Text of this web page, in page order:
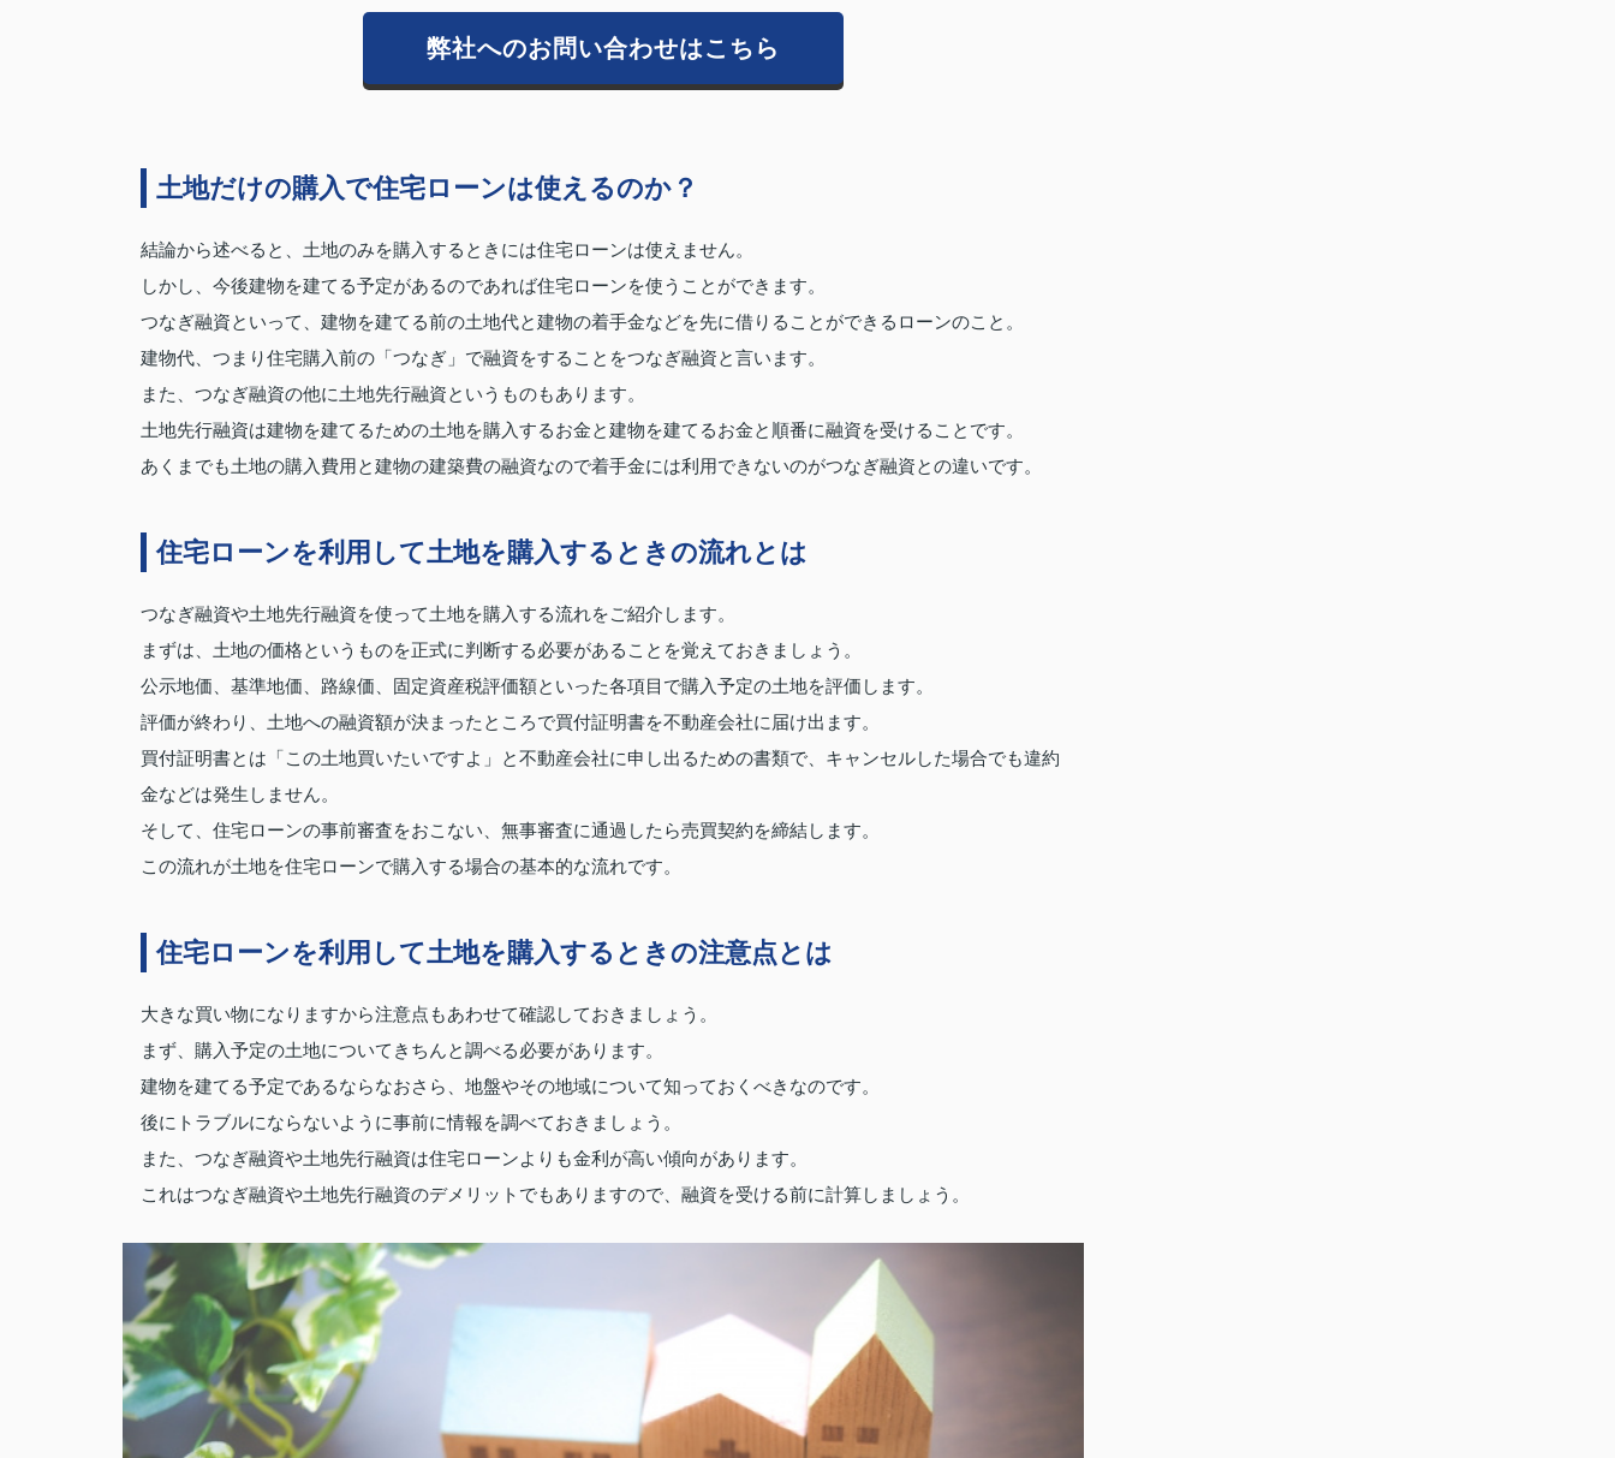
弊社へのお問い合わせはこちら
土地だけの購入で住宅ローンは使えるのか？
結論から述べると、土地のみを購入するときには住宅ローンは使えません。
しかし、今後建物を建てる予定があるのであれば住宅ローンを使うことができます。
つなぎ融資といって、建物を建てる前の土地代と建物の着手金などを先に借りることができるローンのこと。
建物代、つまり住宅購入前の「つなぎ」で融資をすることをつなぎ融資と言います。
また、つなぎ融資の他に土地先行融資というものもあります。
土地先行融資は建物を建てるための土地を購入するお金と建物を建てるお金と順番に融資を受けることです。
あくまでも土地の購入費用と建物の建築費の融資なので着手金には利用できないのがつなぎ融資との違いです。
住宅ローンを利用して土地を購入するときの流れとは
つなぎ融資や土地先行融資を使って土地を購入する流れをご紹介します。
まずは、土地の価格というものを正式に判断する必要があることを覚えておきましょう。
公示地価、基準地価、路線価、固定資産税評価額といった各項目で購入予定の土地を評価します。
評価が終わり、土地への融資額が決まったところで買付証明書を不動産会社に届け出ます。
買付証明書とは「この土地買いたいですよ」と不動産会社に申し出るための書類で、キャンセルした場合でも違約
金などは発生しません。
そして、住宅ローンの事前審査をおこない、無事審査に通過したら売買契約を締結します。
この流れが土地を住宅ローンで購入する場合の基本的な流れです。
住宅ローンを利用して土地を購入するときの注意点とは
大きな買い物になりますから注意点もあわせて確認しておきましょう。
まず、購入予定の土地についてきちんと調べる必要があります。
建物を建てる予定であるならなおさら、地盤やその地域について知っておくべきなのです。
後にトラブルにならないように事前に情報を調べておきましょう。
また、つなぎ融資や土地先行融資は住宅ローンよりも金利が高い傾向があります。
これはつなぎ融資や土地先行融資のデメリットでもありますので、融資を受ける前に計算しましょう。